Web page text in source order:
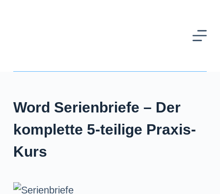
a
s
Word Serienbriefe – Der
komplette 5-teilige Praxis-
Kurs